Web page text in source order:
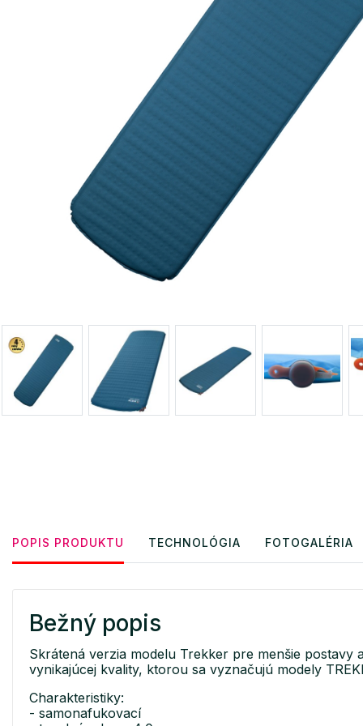
POPIS PRODUKTU TECHNOLÓGIA FOTOGALÉRIA
Bežný popis
Skrátená verzia modelu Trekker pre menšie
vynikajúcej kvality, ktorou sa vyznačujú modely
Charakteristiky:
- samonafukovací